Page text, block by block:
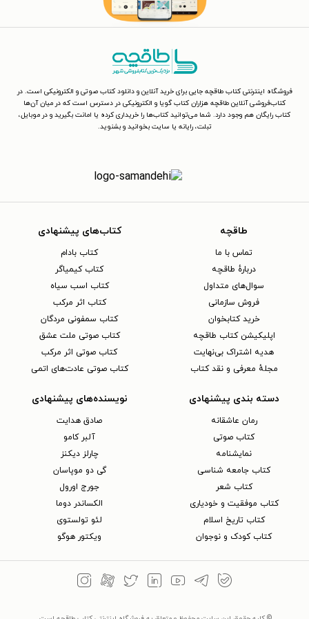
فروشگاه اینترنتی کتاب طاقچه جایی برای خرید آنلاین و دانلود کتاب صوتی و الکترونیکی است. در
کتاب‌فروشی آنلاین طاقچه هزاران کتاب گویا و الکترونیکی در دسترس است که در میان آن‌ها
کتاب رایگان هم وجود دارد. شما می‌توانید کتاب‌ها را خریداری کرده یا امانت بگیرید و در موبایل،
تبلت، رایانه یا سایت بخوانید و بشنوید.
طاقچه
تماس با ما
دربارهٔ طاقچه
سوال‌های متداول
فروش سازمانی
خرید کتابخوان
اپلیکیشن کتاب طاقچه
هدیه اشتراک بی‌نهایت
مجلهٔ معرفی و نقد کتاب
کتاب‌های پیشنهادی
کتاب بادام
کتاب کیمیاگر
کتاب اسب سیاه
کتاب اثر مرکب
کتاب سمفونی مردگان
کتاب صوتی ملت عشق
کتاب صوتی اثر مرکب
کتاب صوتی عادت‌های اتمی
دسته بندی پیشنهادی
رمان عاشقانه
کتاب‌ صوتی
نمایشنامه
کتاب جامعه شناسی
کتاب شعر
کتاب موفقیت و خودیاری
کتاب تاریخ اسلام
کتاب کودک و نوجوان
نویسنده‌های پیشنهادی
صادق هدایت
آلبر کامو
چارلز دیکنز
گی دو موپاسان
جورج اورول
الکساندر دوما
لئو تولستوی
ویکتور هوگو